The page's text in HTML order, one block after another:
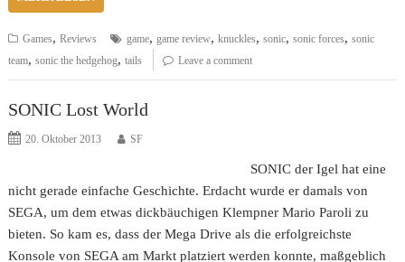
Games,Reviews game,game review,knuckles,sonic,sonic forces,sonic
team,sonic the hedgehog,tails Leave a comment
SONIC Lost World
20. Oktober 2013 SF
SONIC der Igel hat eine
nicht gerade einfache Geschichte. Erdacht wurde er damals von
SEGA, um dem etwas dickbäuchigen Klempner Mario Paroli zu
bieten. So kam es, dass der Mega Drive als die erfolgreichste
Konsole von SEGA am Markt platziert werden konnte, maßgeblich